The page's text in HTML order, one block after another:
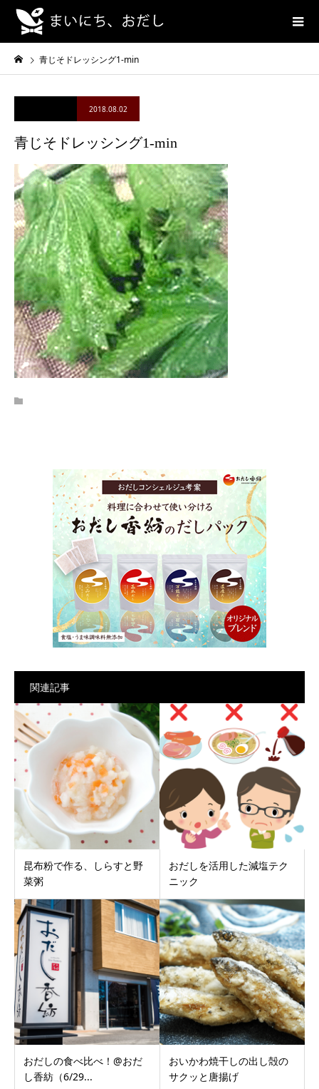
青じそドレッシング1-min
2018.08.02
青じそドレッシング1-min
関連記事
昆布粉で作る、しらすと野
菜粥
おだしを活用した減塩テク
ニック
おだしの食べ比べ！@おだ
し香紡（6/29...
おいかわ焼干しの出し殻の
サクッと唐揚げ